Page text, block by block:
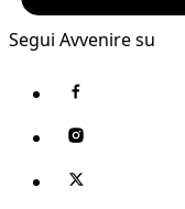
Segui Avvenire su